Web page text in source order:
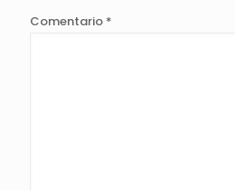
Comentario *